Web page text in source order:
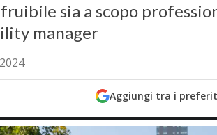
sia a scopo
manager
Aggiungi tra i